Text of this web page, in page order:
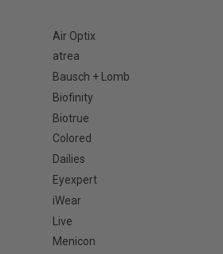
Air Optix
atrea
Bausch + Lomb
Biofinity
Biotrue
Colored
Dailies
Eyexpert
iWear
Live
Menicon